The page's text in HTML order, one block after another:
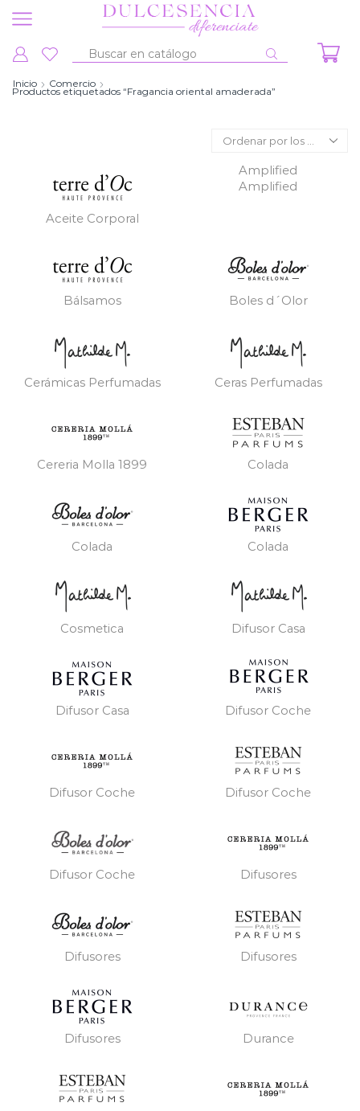
Entrada
búsqueda
Inicio Comercio
Productos etiquetados “Fragancia oriental amaderada”
Aceite Corporal
Amplified
Amplified
Bálsamos Boles d´Olor
Cerámicas Perfumadas Ceras Perfumadas
Cereria Molla 1899 Colada
Colada Colada
Cosmetica Difusor Casa
Difusor Casa Difusor Coche
Difusor Coche Difusor Coche
Difusor Coche Difusores
Difusores Difusores
Difusores Durance